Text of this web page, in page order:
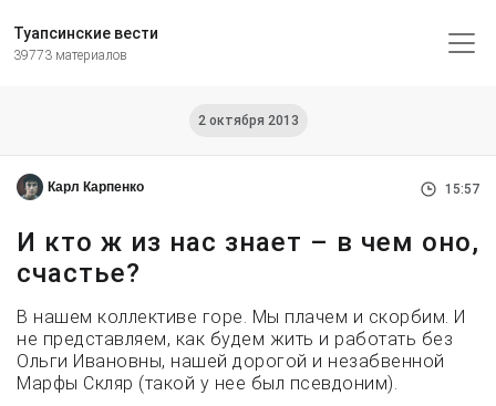
Туапсинские вести
39773 материалов
2 октября 2013
Карл Карпенко 15:57
И кто ж из нас знает – в чем оно,
счастье?
В нашем коллективе горе. Мы плачем и скорбим. И
не представляем, как будем жить и работать без
Ольги Ивановны, нашей дорогой и незабвенной
Марфы Скляр (такой у нее был псевдоним).